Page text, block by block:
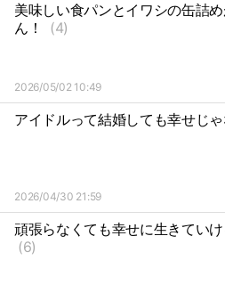
美味しい食パンとイワシの缶詰
ん！
(4)
2026/05/02 10:49
アイドルって結婚しても幸せじゃ
2026/04/30 21:59
頑張らなくても幸せに生きてい
(6)